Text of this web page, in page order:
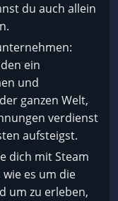
du auch allein
ein
und
ganzen Welt,
verdienst
aufsteigst.
dich mit Steam
es um die
um zu erleben,